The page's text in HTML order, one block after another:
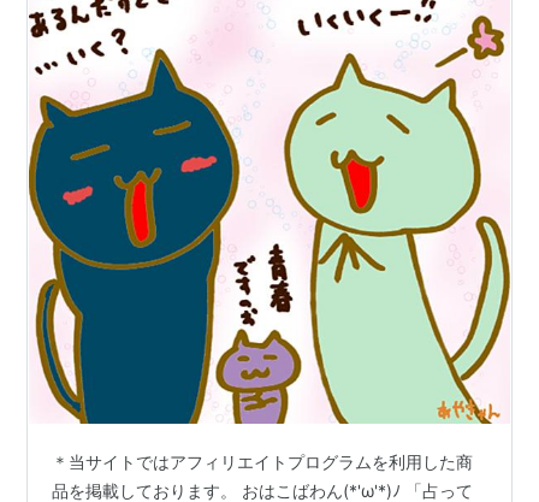
＊当サイトではアフィリエイトプログラムを利用した商
品を掲載しております。 おはこばわん(*'ω'*)ﾉ 「占って